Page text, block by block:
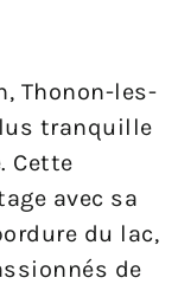
Thonon-les-
tranquille
Cette
avec sa
du lac,
de